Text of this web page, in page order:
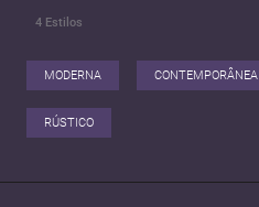
4 Estilos
MODERNA CONTEMPORÂNEA
RÚSTICO